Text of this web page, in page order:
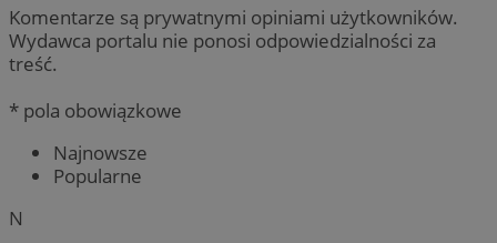
Komentarze są prywatnymi opiniami użytkowników.
Wydawca portalu nie ponosi odpowiedzialności za
treść.
* pola obowiązkowe
Najnowsze
Popularne
N